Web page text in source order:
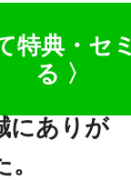
特典・セ
る 〉
にありが